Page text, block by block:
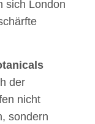
sich London
der
nicht
sondern